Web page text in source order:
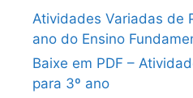
Atividades Variadas de
ano do Ensino
Baixe em PDF –
para 3º ano